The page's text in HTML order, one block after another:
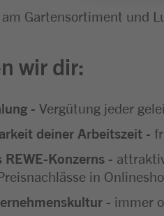
Gartensortiment und
wir dir:
- Vergütung jeder
deiner Arbeitszeit -
REWE-Konzerns -
in
- immer